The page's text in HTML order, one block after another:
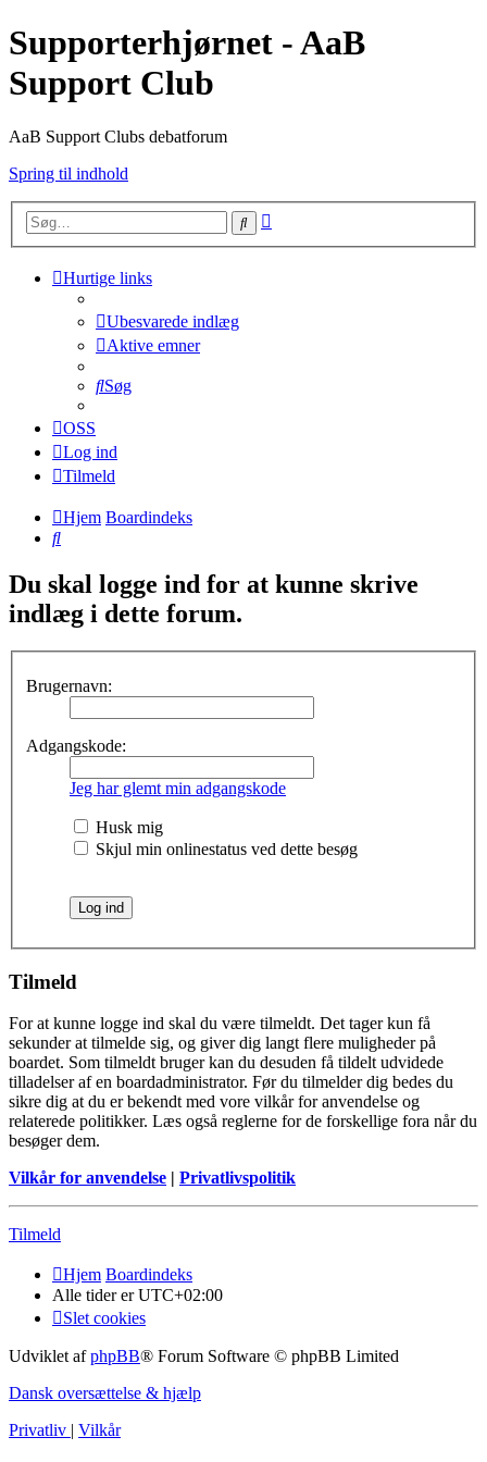
Supporterhjørnet - AaB
Support Club
AaB Support Clubs debatforum
Spring til indhold
Søg
Hurtige links
Ubesvarede indlæg
Aktive emner
Søg
OSS
Log ind
Tilmeld
Hjem Boardindeks
Søg
Du skal logge ind for at kunne skrive
indlæg i dette forum.
Brugernavn:
Adgangskode:
Jeg har glemt min adgangskode
Husk mig
Skjul min onlinestatus ved dette besøg
Tilmeld
For at kunne logge ind skal du være tilmeldt. Det tager kun få
sekunder at tilmelde sig, og giver dig langt flere muligheder på
boardet. Som tilmeldt bruger kan du desuden få tildelt udvidede
tilladelser af en boardadministrator. Før du tilmelder dig bedes du
sikre dig at du er bekendt med vore vilkår for anvendelse og
relaterede politikker. Læs også reglerne for de forskellige fora når du
besøger dem.
Vilkår for anvendelse | Privatlivspolitik
Tilmeld
Hjem Boardindeks
Alle tider erUTC+02:00
Slet cookies
Udviklet afphpBB® Forum Software © phpBB Limited
Dansk oversættelse & hjælp
Privatliv | Vilkår